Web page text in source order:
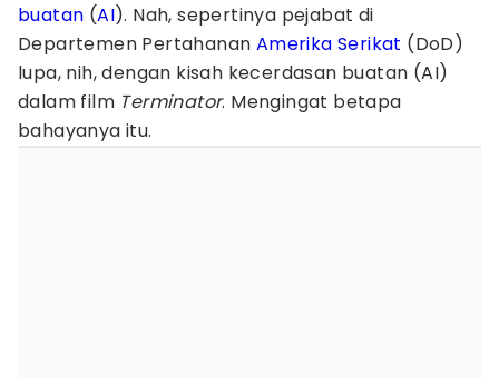
buatan (AI). Nah, sepertinya pejabat di
Departemen Pertahanan Amerika Serikat (DoD)
lupa, nih, dengan kisah kecerdasan buatan (AI)
dalam film Terminator. Mengingat betapa
bahayanya itu.